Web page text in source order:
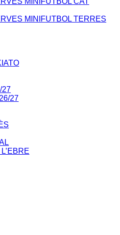
MINIFUTBOL TERRES
27
27